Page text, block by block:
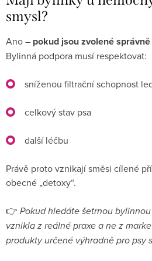
smysl?
Ano – pokud jsou zvolené
Bylinná podpora musí respektovat:
sníženou filtrační schopnost
celkový stav psa
další léčbu
Právě proto vznikají směsi cílené
obecné „detoxy“.
👉 Pokud hledáte šetrnou
vznikla z reálné praxe a ne z
produkty určené výhradně pro psy s